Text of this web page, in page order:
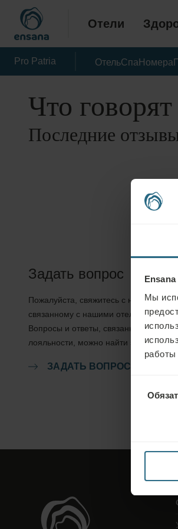
Мы
работы
согласия
Отели
Pro Patria ОтельСпа Номера
Что
Последние
Задать вопрос
Пожалуйста, свяжитесь с нами по
связанному с нашими отелями
Вопросы и ответы, связанные с
лояльности, можно найти здесь.
ЗАДАТЬ ВОПРОС